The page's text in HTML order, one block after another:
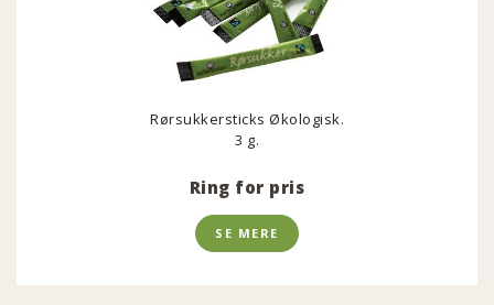
Rørsukkersticks Økologisk.
3 g.
Ring for pris
SE MERE